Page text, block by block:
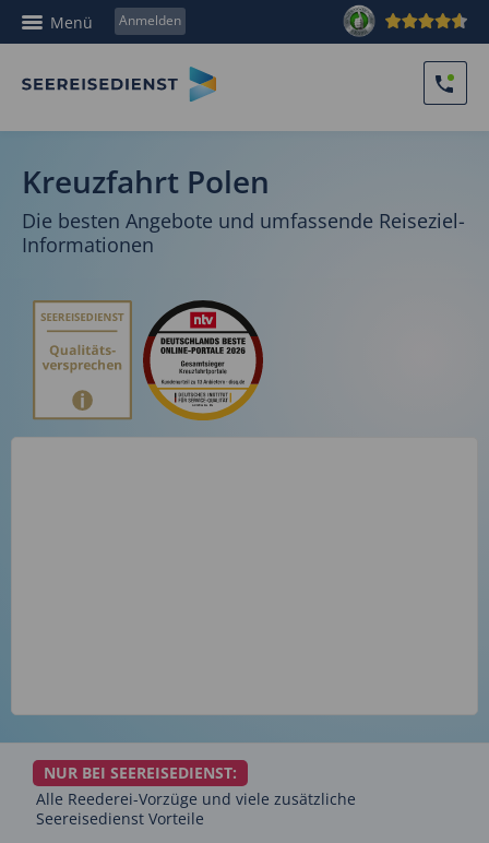
Menü Anmelden
Kreuzfahrt Polen
Die besten Angebote und umfassende Reiseziel-
Informationen
NUR BEI SEEREISEDIENST:
Alle Reederei-Vorzüge und viele zusätzliche
Seereisedienst Vorteile